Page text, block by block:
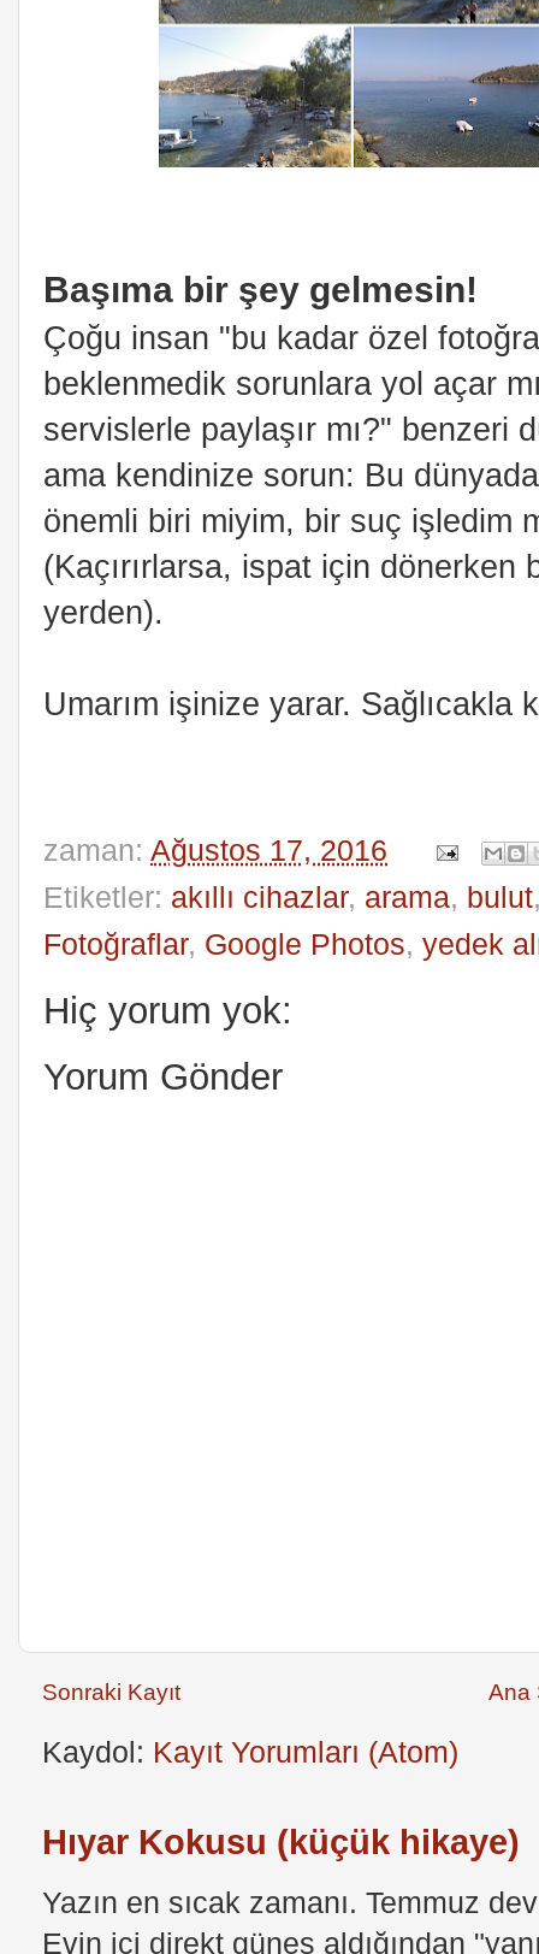
Başıma bir şey gelmesin!
Çoğu insan "bu kadar özel
beklenmedik sorunlara yol açar
servislerle paylaşır mı?" benzeri
ama kendinize sorun: Bu
önemli biri miyim, bir suç işledim
(Kaçırırlarsa, ispat için
yerden).
Umarım işinize yarar. Sağlıcakla
zaman: Ağustos 17, 2016
Etiketler: akıllı cihazlar, arama, bulut
Fotoğraflar, Google Photos, yedek
Hiç yorum yok:
Yorum Gönder
Sonraki Kayıt Ana
Kaydol: Kayıt Yorumları (Atom)
Hıyar Kokusu (küçük hikaye)
Yazın en sıcak zamanı. Temmuz
Evin içi direkt güneş aldığından